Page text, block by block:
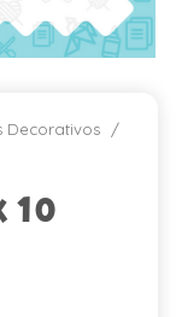
Decorativos
10